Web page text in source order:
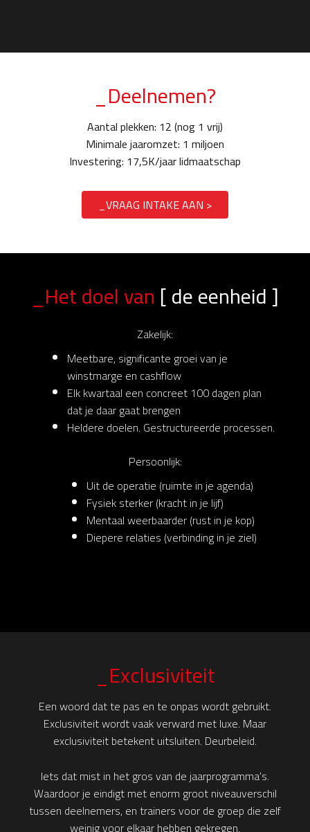
_Deelnemen?
Aantal plekken: 12 (nog 1 vrij)
Minimale jaaromzet: 1 miljoen
Investering: 17,5K/jaar lidmaatschap
_VRAAG INTAKE AAN >
_Het doel van[ de eenheid ]
Zakelijk:
Meetbare, significante groei van je
winstmarge en cashflow
Elk kwartaal een concreet 100 dagen plan
dat je daar gaat brengen
Heldere doelen. Gestructureerde processen.
Persoonlijk:
Uit de operatie (ruimte in je agenda)
Fysiek sterker (kracht in je lijf)
Mentaal weerbaarder (rust in je kop)
Diepere relaties (verbinding in je ziel)
_Exclusiviteit
Een woord dat te pas en te onpas wordt gebruikt.
Exclusiviteit wordt vaak verward met luxe. Maar
exclusiviteit betekent uitsluiten. Deurbeleid.
Iets dat mist in het gros van de jaarprogramma's.
Waardoor je eindigt met enorm groot niveauverschil
tussen deelnemers, en trainers voor de groep die zelf